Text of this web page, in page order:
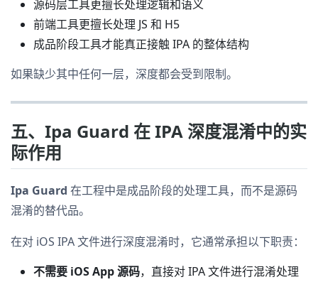
源码层工具更擅长处理逻辑和语义
前端工具更擅长处理 JS 和 H5
成品阶段工具才能真正接触 IPA 的整体结构
如果缺少其中任何一层，深度都会受到限制。
五、Ipa Guard 在 IPA 深度混淆中的实
际作用
Ipa Guard 在工程中是成品阶段的处理工具，而不是源码
混淆的替代品。
在对 iOS IPA 文件进行深度混淆时，它通常承担以下职责：
不需要 iOS App 源码，直接对 IPA 文件进行混淆处理